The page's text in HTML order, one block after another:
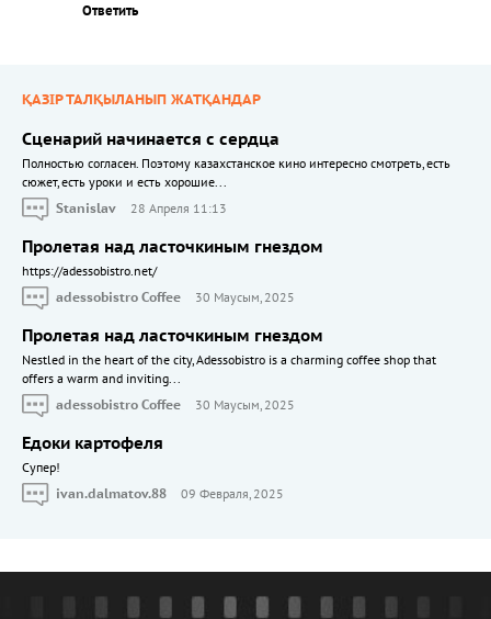
Ответить
ҚАЗІР ТАЛҚЫЛАНЫП ЖАТҚАНДАР
Сценарий начинается с сердца
Полностью согласен. Поэтому казахстанское кино интересно смотреть, есть
сюжет, есть уроки и есть хорошие...
Stanislav
28 Апреля 11:13
Пролетая над ласточкиным гнездом
https://adessobistro.net/
adessobistro Coffee
30 Маусым, 2025
Пролетая над ласточкиным гнездом
Nestled in the heart of the city, Adessobistro is a charming coffee shop that
offers a warm and inviting...
adessobistro Coffee
30 Маусым, 2025
Едоки картофеля
Cупер!
ivan.dalmatov.88
09 Февраля, 2025